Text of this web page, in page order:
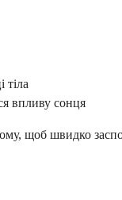
тіла
впливу сонця
щоб швидко